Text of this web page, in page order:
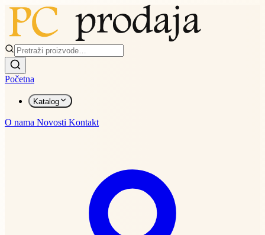
Početna
Katalog
O nama Novosti Kontakt